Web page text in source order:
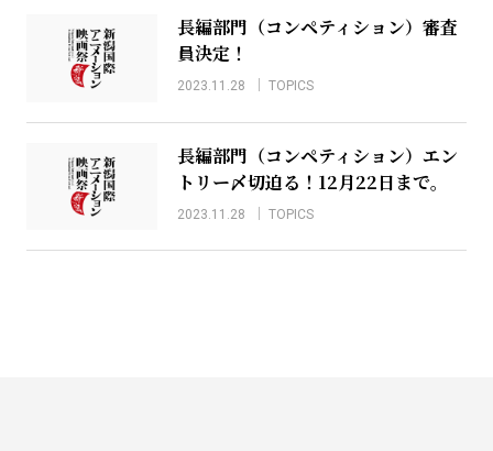
長編部門（コンペティション）審査
員決定！
2023.11.28 TOPICS
長編部門（コンペティション）エン
トリー〆切迫る！12月22日まで。
2023.11.28 TOPICS